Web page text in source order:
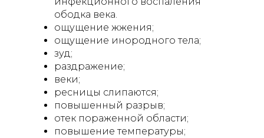
ободка века.
ощущение жжения;
ощущение инородного тела;
зуд;
раздражение;
веки;
ресницы слипаются;
повышенный разрыв;
отек пораженной области;
повышение температуры;